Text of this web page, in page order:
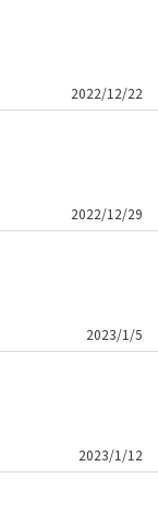
2022/12/22
2022/12/29
2023/1/5
2023/1/12